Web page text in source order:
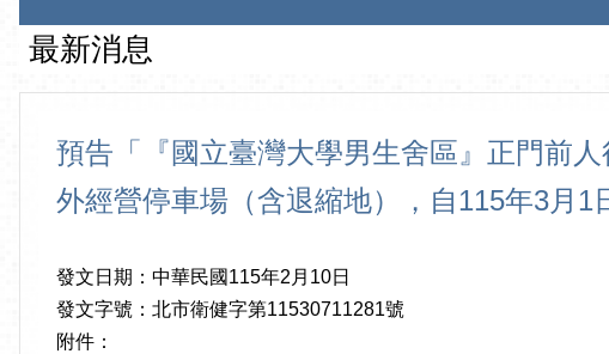
最新消息
預告「『國立臺灣大學男生舍區』正門前
外經營停車場（含退縮地），自115年3月1
發文日期：中華民國115年2月10日
發文字號：北市衛健字第11530711281號
附件：